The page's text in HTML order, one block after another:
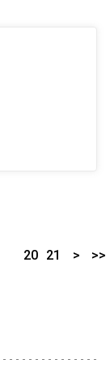
20 21 > >>